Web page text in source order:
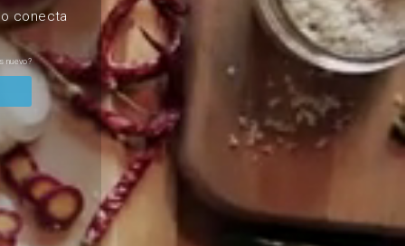
conecta
nuevo?